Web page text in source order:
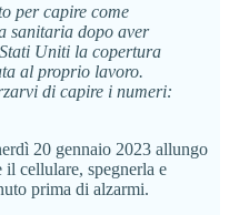
per capire come
sanitaria dopo aver
Uniti la copertura
al proprio lavoro.
di capire i numeri:
20 gennaio 2023 allungo
il cellulare, spegnerla e
prima di alzarmi.